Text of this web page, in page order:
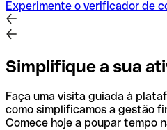
Experimente o verificador de
Simplifique a sua
Faça uma visita guiada à
como simplificamos a gestão
Comece hoje a poupar tempo